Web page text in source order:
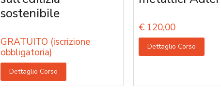
sostenibile
GRATUITO (iscrizione
obbligatoria)
Dettaglio Corso
€ 120,00
Dettaglio Corso